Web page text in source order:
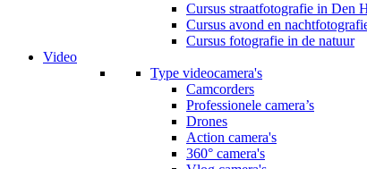
Cursus straatfotografie in Den
Cursus avond en
Cursus fotografie in de natuur
Video
Type videocamera's
Camcorders
Professionele camera’s
Drones
Action camera's
360° camera's